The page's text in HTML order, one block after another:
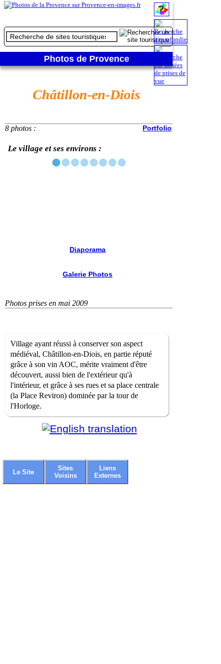
Photos de Provence
Châtillon-en-Diois
8 photos : Portfolio
Le village et ses environs :
Diaporama
Galerie Photos
Photos prises en mai 2009
Village ayant réussi à conserver son aspect
médiéval, Châtillon-en-Diois, en partie réputé
grâce à son vin AOC, mérite vraiment d'être
découvert, aussi bien de l'extérieur qu'à
l'intérieur, et grâce à ses rues et sa place centrale
(la Place Reviron) dominée par la tour de
l'Horloge.
Le Site
Sites
Voisins
Liens
Externes